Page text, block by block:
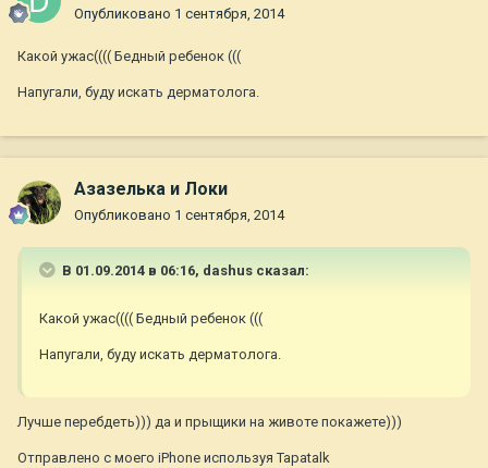
Опубликовано 1 сентября, 2014
Какой ужас(((( Бедный ребенок (((
Напугали, буду искать дерматолога.
Азазелька и Локи
Опубликовано 1 сентября, 2014
В 01.09.2014 в 06:16, dashus сказал:
Какой ужас(((( Бедный ребенок (((
Напугали, буду искать дерматолога.
Лучше перебдеть))) да и прыщики на животе покажете)))
Отправлено с моего iPhone используя Tapatalk